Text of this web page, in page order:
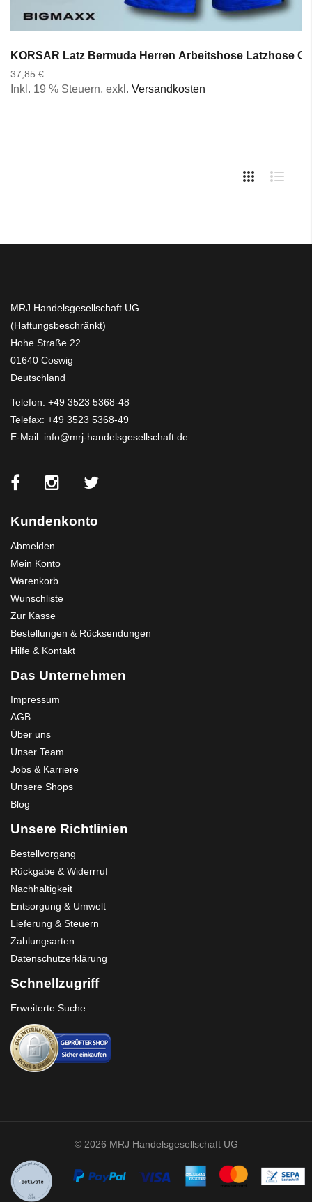
KORSAR Latz Bermuda Herren Arbeitshose Latzhose
37,85 €
Inkl. 19 % Steuern, exkl. Versandkosten
MRJ Handelsgesellschaft UG
(Haftungsbeschränkt)
Hohe Straße 22
01640 Coswig
Deutschland
Telefon: +49 3523 5368-48
Telefax: +49 3523 5368-49
E-Mail: info@mrj-handelsgesellschaft.de
Kundenkonto
Abmelden
Mein Konto
Warenkorb
Wunschliste
Zur Kasse
Bestellungen & Rücksendungen
Hilfe & Kontakt
Das Unternehmen
Impressum
AGB
Über uns
Unser Team
Jobs & Karriere
Unsere Shops
Blog
Unsere Richtlinien
Bestellvorgang
Rückgabe & Widerrruf
Nachhaltigkeit
Entsorgung & Umwelt
Lieferung & Steuern
Zahlungsarten
Datenschutzerklärung
Schnellzugriff
Erweiterte Suche
© 2026 MRJ Handelsgesellschaft UG